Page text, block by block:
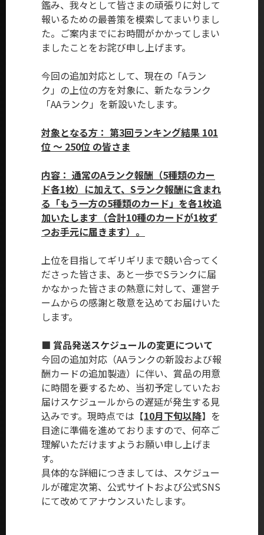
鑑み、我々として皆さまの頑張りに対して
報いるための最善策を模索してまいりまし
た。ご案内までにお時間がかかってしまい
ましたことをお詫び申し上げます。
今回の追加対応として、現在の「Aラン
ク」の上位の方を対象に、新たなランク
「AAランク」を新設いたします。
対象となる方： 第3回ランキング結果 101
位 ～ 250位 の皆さま
内容： 通常のAランク報酬（5種類のカー
ド各1枚）に加えて、Sランク報酬に含まれ
る「もう一方の5種類のカード」を各1枚追
加いたします（合計10種のカードが1枚ず
つお手元に届きます）。
上位を目指してギリギリまで競い合ってく
ださった皆さま、あと一歩でSランクに届
かなかった皆さまの熱意に対して、運営チ
ームからの感謝と敬意を込めてお届けいた
します。
■ 賞品発送スケジュールの変更について
今回の追加対応（AAランクの新設および報
酬カードの追加製造）に伴い、賞品の用意
に時間を要するため、当初予定していたお
届けスケジュールからの遅延が発生する見
込みです。現時点では【10月下旬以降】を
目途に準備を進めておりますので、何卒ご
理解いただけますようお願い申し上げま
す。
具体的な詳細につきましては、スケジュー
ルが確定次第、公式サイトおよび公式SNS
にて改めてアナウンスいたします。